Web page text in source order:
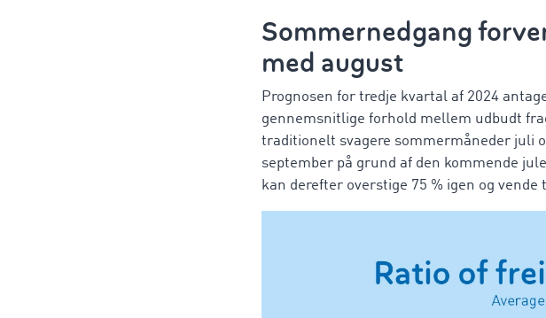
Sommernedgang
med august
Prognosen for tredje kvartal af 2024
gennemsnitlige forhold mellem udbudt
traditionelt svagere sommermåneder juli
september på grund af den kommende
kan derefter overstige 75 % igen og